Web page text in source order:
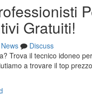
Gratuiti!
News
Discuss
Trova il tecnico idoneo
a trovare il top